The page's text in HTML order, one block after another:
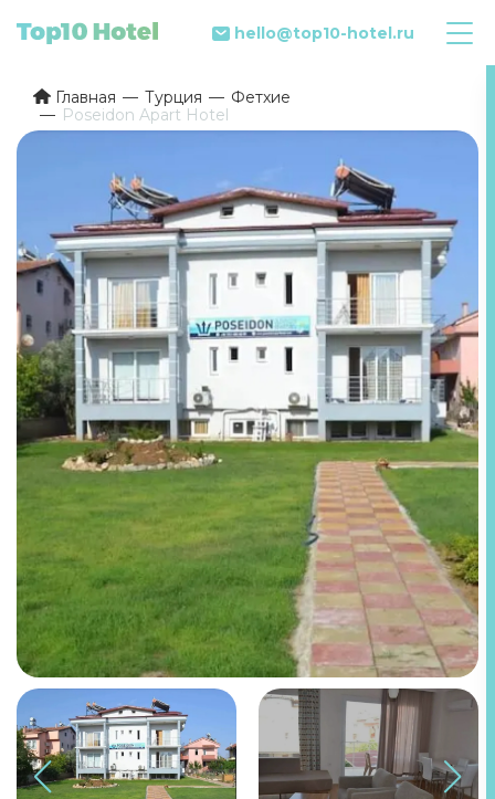
hello@top10-hotel.ru
Главная Турция
Фетхие
Poseidon Apart Hotel